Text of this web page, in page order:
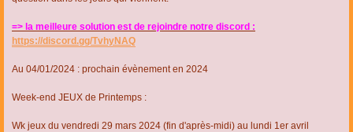
=> la meilleure solution est de rejoindre notre discord :
https://discord.gg/TvhyNAQ
Au 04/01/2024 : prochain évènement en 2024
Week-end JEUX de Printemps :
Wk jeux du vendredi 29 mars 2024 (fin d'après-midi) au lundi 1er avril